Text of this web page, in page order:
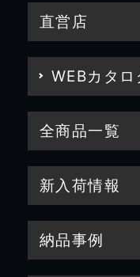
直営店
WEBカタロ
全商品一覧
新入荷情報
納品事例